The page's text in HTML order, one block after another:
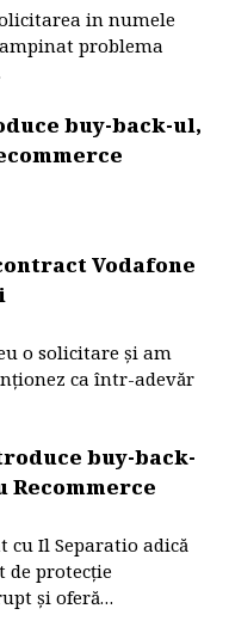
in numele
problema
buy-back-ul,
Vodafone
o solicitare și am
ca într-adevăr
buy-back-
cu Il Separatio adică
de protecție
și oferă…